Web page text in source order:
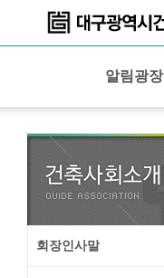
알림광장
회장인사말